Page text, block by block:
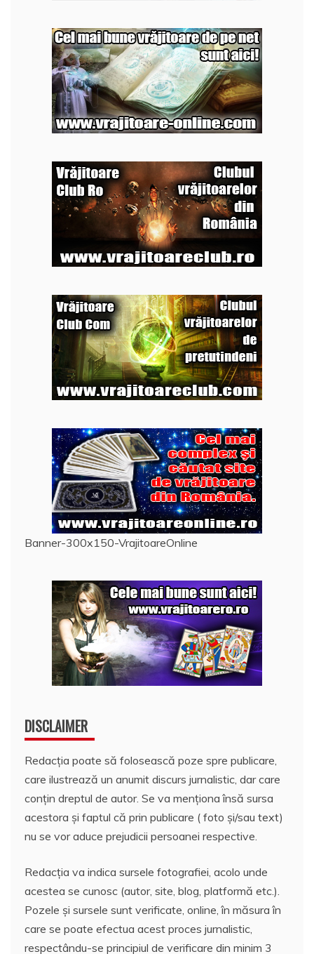
Banner-300x150-VrajitoareOnline
DISCLAIMER
Redacția poate să folosească poze spre publicare,
care ilustrează un anumit discurs jurnalistic, dar care
conțin dreptul de autor. Se va menționa însă sursa
acestora și faptul că prin publicare ( foto și/sau text)
nu se vor aduce prejudicii persoanei respective.
Redacția va indica sursele fotografiei, acolo unde
acestea se cunosc (autor, site, blog, platformă etc.).
Pozele și sursele sunt verificate, online, în măsura în
care se poate efectua acest proces jurnalistic,
respectându-se principiul de verificare din minim 3